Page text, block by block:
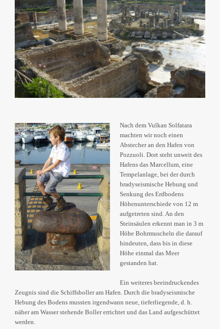
Nach dem Vulkan Solfatara
machten wir noch einen
Abstecher an den Hafen von
Pozzuoli. Dort steht unweit des
Hafens das Marcellum, eine
Tempelanlage, bei der durch
bradyseismische Hebung und
Senkung des Erdbodens
Höhenunterschiede von 12 m
aufgetreten sind. An den
Steinsäulen erkennt man in 3 m
Höhe Bohrmuscheln die darauf
hindeuten, dass bis in diese
Höhe einmal das Meer
gestanden hat.
Ein weiteres beeindruckendes
Zeugnis sind die Schiffsboller am Hafen. Durch die bradyseismische
Hebung des Bodens mussten irgendwann neue, tieferliegende, d. h.
näher am Wasser stehende Boller errichtet und das Land aufgeschüttet
werden.